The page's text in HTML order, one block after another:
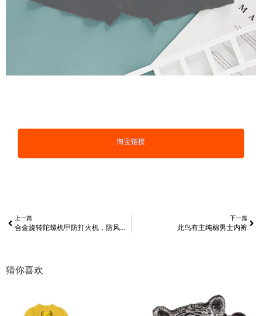
淘宝链接
上一篇
合金旋转陀螺机甲防打火机，防风防水
下一篇
此鸟有主纯棉男士内裤
猜你喜欢